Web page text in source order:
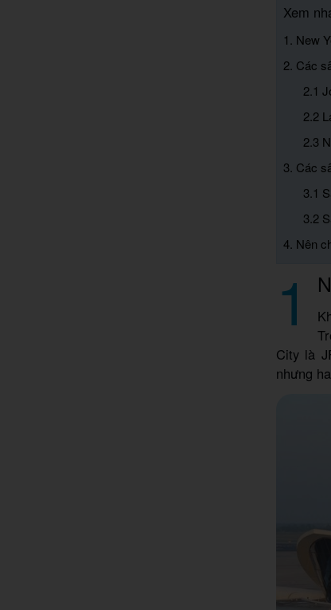
Xem
1. New
2. Các
2.1
2.2
2.3
3. Các
3.1
3.2
4. Nên
1
City là
nhưng